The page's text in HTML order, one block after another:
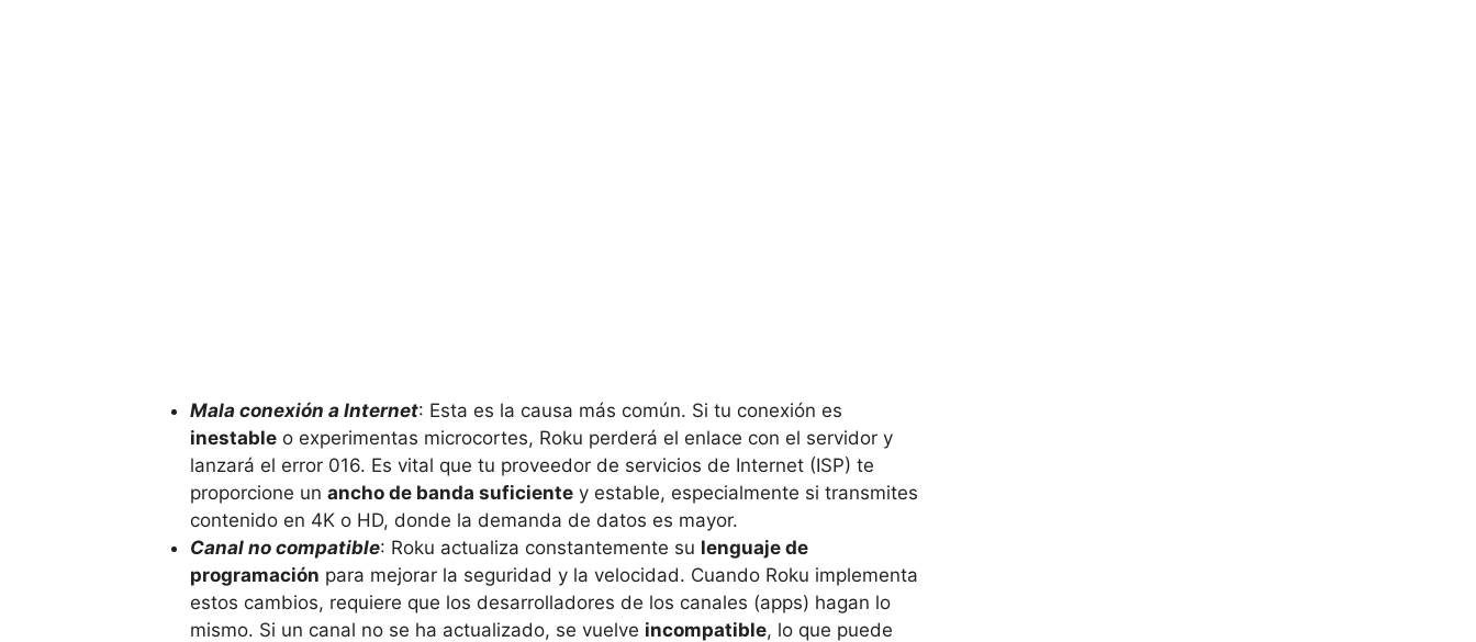
Mala conexión a Internet: Esta es la causa más común. Si tu conexión es
inestable o experimentas microcortes, Roku perderá el enlace con el servidor y
lanzará el error 016. Es vital que tu proveedor de servicios de Internet (ISP) te
proporcione un ancho de banda suficiente y estable, especialmente si transmites
contenido en 4K o HD, donde la demanda de datos es mayor.
Canal no compatible: Roku actualiza constantemente su lenguaje de
programación para mejorar la seguridad y la velocidad. Cuando Roku implementa
estos cambios, requiere que los desarrolladores de los canales (apps) hagan lo
mismo. Si un canal no se ha actualizado, se vuelve incompatible, lo que puede